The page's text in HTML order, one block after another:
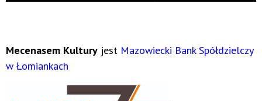
Mecenasem Kultury jest Mazowiecki Bank Spółdzielczy
w Łomiankach